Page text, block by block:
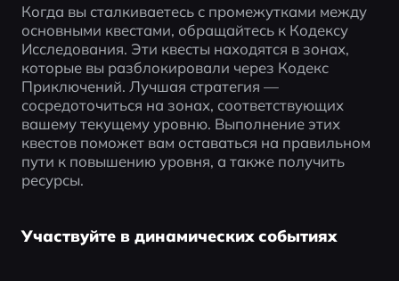
Когда вы сталкиваетесь с промежутками между
основными квестами, обращайтесь к Кодексу
Исследования. Эти квесты находятся в зонах,
которые вы разблокировали через Кодекс
Приключений. Лучшая стратегия —
сосредоточиться на зонах, соответствующих
вашему текущему уровню. Выполнение этих
квестов поможет вам оставаться на правильном
пути к повышению уровня, а также получить
ресурсы.
Участвуйте в динамических событиях